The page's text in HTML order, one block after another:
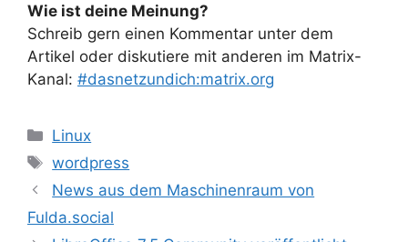
Wie ist deine Meinung?
Schreib gern einen Kommentar unter dem
Artikel oder diskutiere mit anderen im Matrix-
Kanal: #dasnetzundich:matrix.org
Kategorien
Linux
Schlagwörter
wordpress
News aus dem Maschinenraum von
Fulda.social